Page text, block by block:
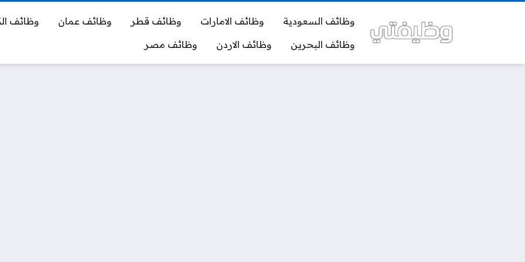
وظائف السعودية وظائف الامارات وظائف قطر وظائف عمان
وظائف
وظائف البحرين
وظائف الاردن وظائف مصر